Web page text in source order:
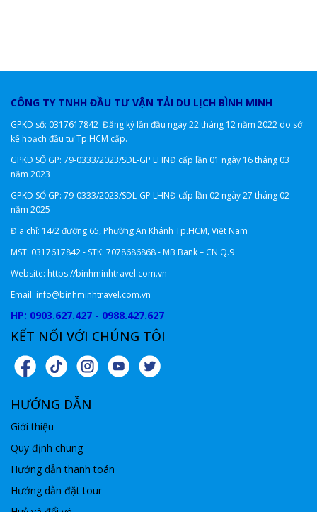
CÔNG TY TNHH ĐẦU TƯ VẬN TẢI DU LỊCH BÌNH MINH
GPKD số: 0317617842 Đăng ký lần đầu ngày 22 tháng 12 năm 2022 do sở
kế hoạch đầu tư Tp.HCM cấp.
GPKD SỐ GP: 79-0333/2023/SDL-GP LHNĐ cấp lần 01 ngày 16 tháng 03
năm 2023
GPKD SỐ GP: 79-0333/2023/SDL-GP LHNĐ cấp lần 02 ngày 27 tháng 02
năm 2025
Địa chỉ: 14/2 đường 65, Phường An Khánh Tp.HCM, Việt Nam
MST: 0317617842 - STK: 7078686868 - MB Bank – CN Q.9
Website: https://binhminhtravel.com.vn
Email: info@binhminhtravel.com.vn
HP: 0903.627.427 - 0988.427.627
KẾT NỐI VỚI CHÚNG TÔI
HƯỚNG DẪN
Giới thiệu
Quy định chung
Hướng dẫn thanh toán
Hướng dẫn đặt tour